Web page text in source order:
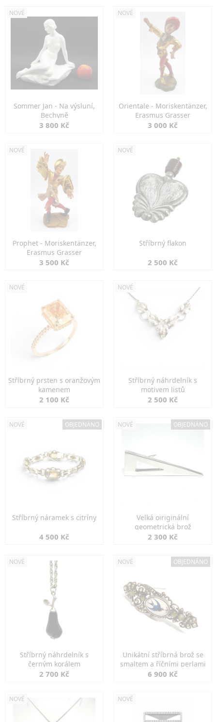
NOVÉ
Sommer Jan - Na výsluní,
Bechyně
3 800 Kč
NOVÉ
Orientale - Moriskentänzer,
Erasmus Grasser
3 000 Kč
NOVÉ
Prophet - Moriskentänzer,
Erasmus Grasser
3 500 Kč
NOVÉ
Stříbrný flakon
2 500 Kč
NOVÉ
Stříbrný prsten s oranžovým
kamenem
2 100 Kč
NOVÉ
Stříbrný náhrdelník s
motivem listů
2 500 Kč
NOVÉ OBJEDNÁNO
Stříbrný náramek s citríny
4 500 Kč
NOVÉ OBJEDNÁNO
Velká oiriginální
geometrická brož
2 300 Kč
NOVÉ
Stříbrný náhrdelník s
černým korálem
2 700 Kč
NOVÉ OBJEDNÁNO
Unikátní stříbrná brož se
smaltem a říčními perlami
6 900 Kč
NOVÉ NOVÉ